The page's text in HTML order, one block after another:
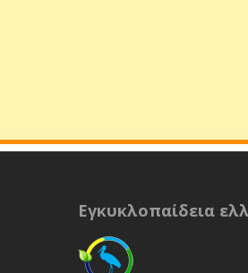
Εγκυκλοπαίδεια